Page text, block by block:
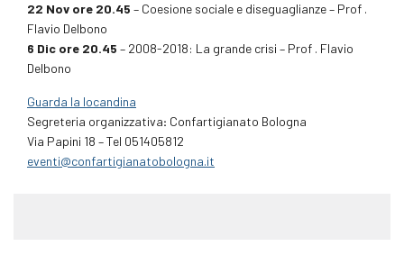
22 Nov ore 20.45 – Coesione sociale e diseguaglianze – Prof .
Flavio Delbono
6 Dic ore 20.45 – 2008-2018: La grande crisi – Prof . Flavio
Delbono
Guarda la locandina
Segreteria organizzativa: Confartigianato Bologna
Via Papini 18 – Tel 051405812
eventi@confartigianatobologna.it